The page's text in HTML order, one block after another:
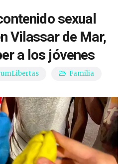
sexual
Vilassar de Mar,
a los jóvenes
Familia